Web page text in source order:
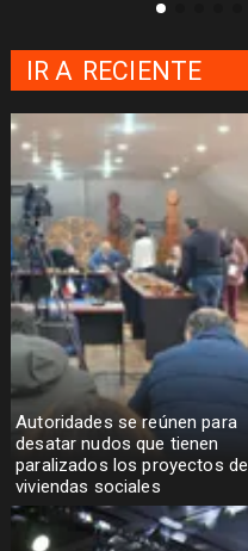
Autoridades se reúnen para
desatar nudos que tienen
paralizados los proyectos de
viviendas sociales
IR A RECIENTE